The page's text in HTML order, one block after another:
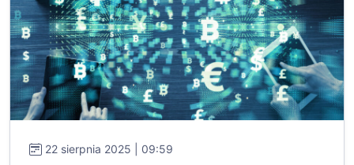
22 sierpnia 2025 | 09:59